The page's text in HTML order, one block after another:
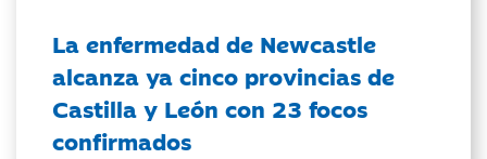
La enfermedad de Newcastle
alcanza ya cinco provincias de
Castilla y León con 23 focos
confirmados